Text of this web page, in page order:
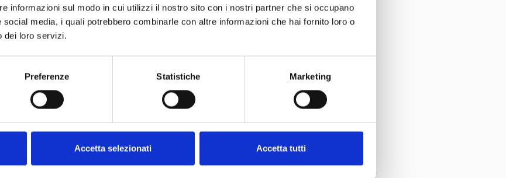
informazioni sul modo in cui utilizzi il nostro sito con i nostri partner che si occupano
media, i quali potrebbero combinarle con altre informazioni che hai fornito loro o
dei loro servizi.
Preferenze Statistiche Marketing
Accetta selezionati Accetta tutti
Colore quadrante
Artistico
Colore cassa
Colore cinturino
Bianco